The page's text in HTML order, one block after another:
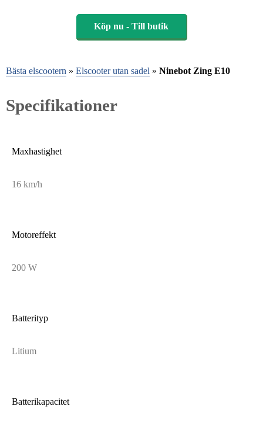
Köp nu - Till butik
Bästa elscootern » Elscooter utan sadel » Ninebot Zing E10
Specifikationer
Maxhastighet
16 km/h
Motoreffekt
200 W
Batterityp
Litium
Batterikapacitet